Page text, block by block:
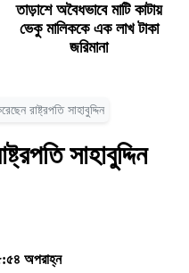
তাড়াশে অবৈধভাবে মাটি কাটায়
ভেকু মালিককে এক লাখ টাকা
জরিমানা
রাষ্ট্রপতি সাহাবুদ্দিন
সাহাবুদ্দিন
অপরাহ্ন